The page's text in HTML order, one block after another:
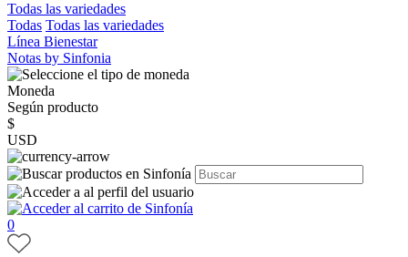
Todas las variedades
Todas Todas las variedades
Línea Bienestar
Notas by Sinfonia
Moneda
Según producto
$
USD
0